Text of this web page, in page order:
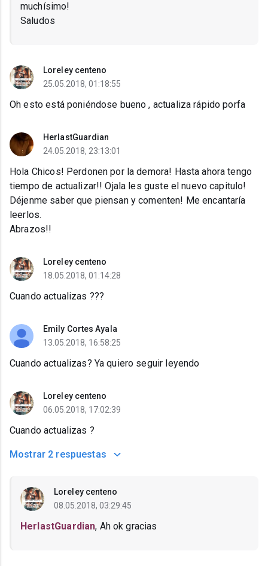
muchísimo!
Saludos
Loreley centeno
25.05.2018, 01:18:55
Oh esto está poniéndose bueno , actualiza rápido porfa
HerlastGuardian
24.05.2018, 23:13:01
Hola Chicos! Perdonen por la demora! Hasta ahora tengo
tiempo de actualizar!! Ojala les guste el nuevo capitulo!
Déjenme saber que piensan y comenten! Me encantaría
leerlos.
Abrazos!!
Loreley centeno
18.05.2018, 01:14:28
Cuando actualizas ???
Emily Cortes Ayala
13.05.2018, 16:58:25
Cuando actualizas? Ya quiero seguir leyendo
Loreley centeno
06.05.2018, 17:02:39
Cuando actualizas ?
Mostrar 2 respuestas
Loreley centeno
08.05.2018, 03:29:45
HerlastGuardian, Ah ok gracias